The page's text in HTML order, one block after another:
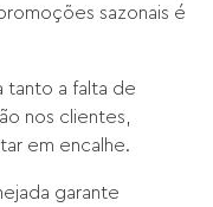
sazonais é
tanto a falta de
nos clientes,
em encalhe.
garante